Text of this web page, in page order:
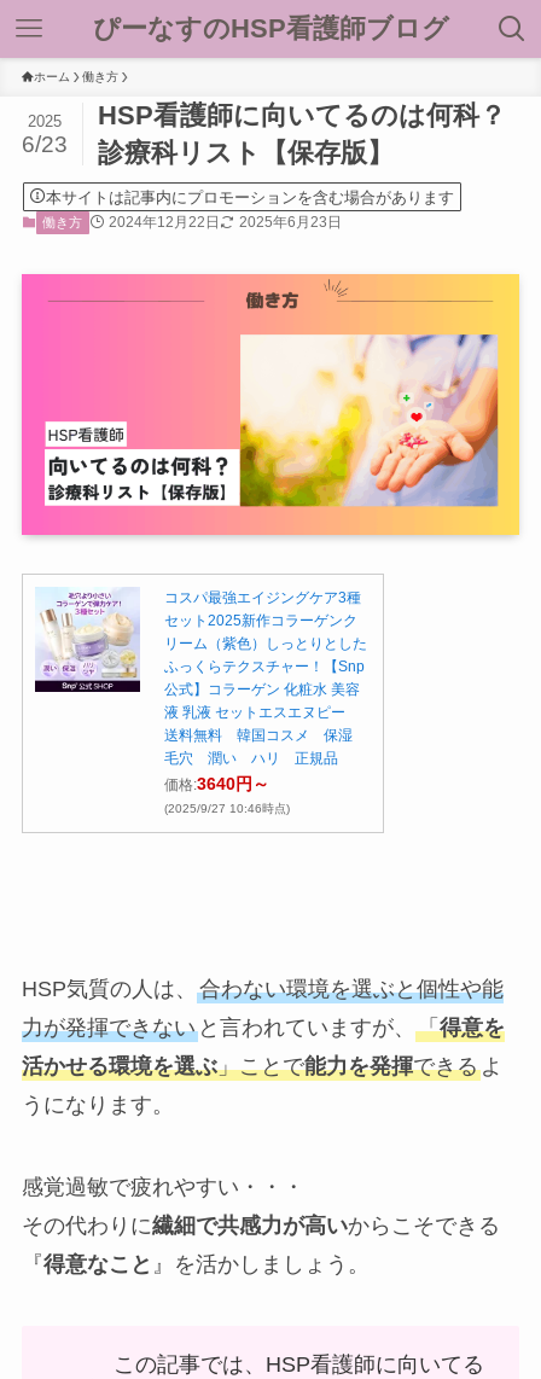
ぴーなすのHSP看護師ブログ
ホーム 働き方
HSP看護師に向いてるのは何科？
診療科リスト【保存版】
2025
6/23
本サイトは記事内にプロモーションを含む場合があります
働き方 2024年12月22日 2025年6月23日
コスパ最強エイジングケア3種
セット2025新作コラーゲンク
リーム（紫色）しっとりとした
ふっくらテクスチャー！【Snp
公式】コラーゲン 化粧水 美容
液 乳液 セットエスエヌピー
送料無料 韓国コスメ 保湿
毛穴 潤い ハリ 正規品
価格:3640円～
(2025/9/27 10:46時点)
HSP気質の人は、 合わない環境を選ぶと個性や能
力が発揮できないと言われていますが、 「得意を
活かせる環境を選ぶ」ことで能力を発揮できるよ
うになります。
感覚過敏で疲れやすい・・・
その代わりに繊細で共感力が高いからこそできる
『得意なこと 』を活かしましょう。
この記事では、HSP看護師に向いてる